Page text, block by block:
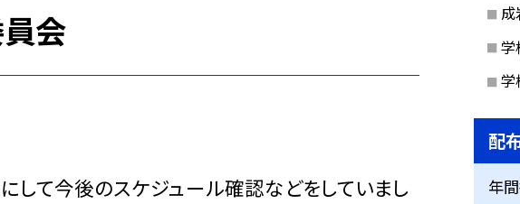
会
て今後のスケジュール確認などをしていまし
成
学
学
配
年